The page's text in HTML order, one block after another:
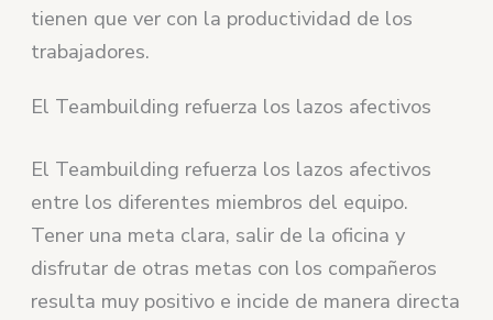
tienen que ver con la productividad de los
trabajadores.
El Teambuilding refuerza los lazos afectivos
El Teambuilding refuerza los lazos afectivos
entre los diferentes miembros del equipo.
Tener una meta clara, salir de la oficina y
disfrutar de otras metas con los compañeros
resulta muy positivo e incide de manera directa